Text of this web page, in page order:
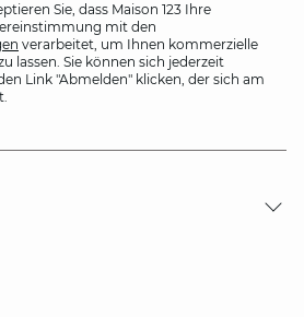
Sie, dass Maison 123 Ihre
mit den
verarbeitet, um Ihnen kommerzielle
lassen. Sie können sich jederzeit
Link "Abmelden" klicken, der sich am